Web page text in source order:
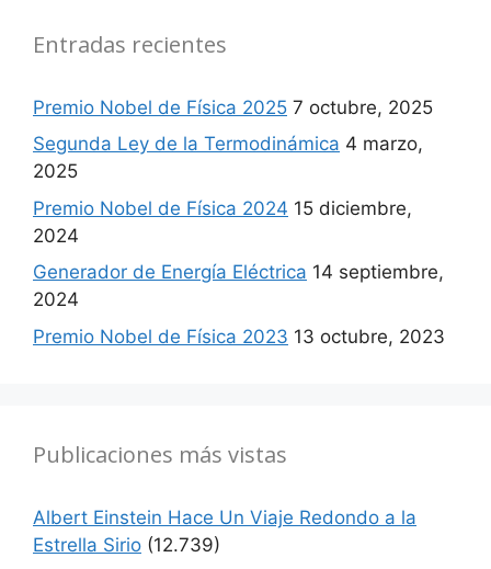
Entradas recientes
Premio Nobel de Física 2025 7 octubre, 2025
Segunda Ley de la Termodinámica 4 marzo,
2025
Premio Nobel de Física 2024 15 diciembre,
2024
Generador de Energía Eléctrica 14 septiembre,
2024
Premio Nobel de Física 2023 13 octubre, 2023
Publicaciones más vistas
Albert Einstein Hace Un Viaje Redondo a la
Estrella Sirio (12.739)